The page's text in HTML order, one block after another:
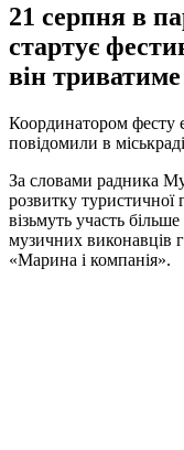
21 серпня в
стартує
він триватиме
Координатором фесту
повідомили в
За словами радника
розвитку туристичної
візьмуть участь
музичних виконавців
«Марина і компанія».